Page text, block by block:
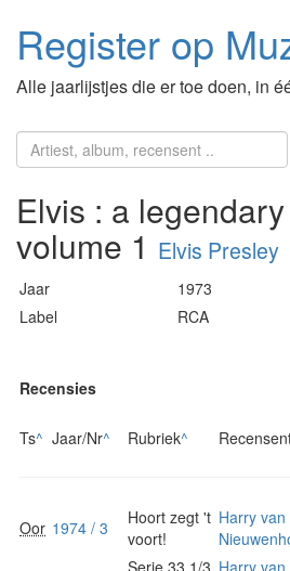
Register op
Alle jaarlijstjes die er toe doen, in
Elvis : a
volume 1 Elvis Presley
Jaar
1973
Label
RCA
Recensies
Ts^ Jaar/Nr^ Rubriek^
Oor 1974 / 3
Hoort zegt 't
voort!
Harry van